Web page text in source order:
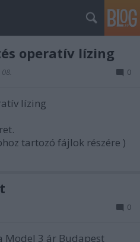
operatív lízing
0
lízing
tartozó fájlok részére )
0
Model 3 ár Budapest